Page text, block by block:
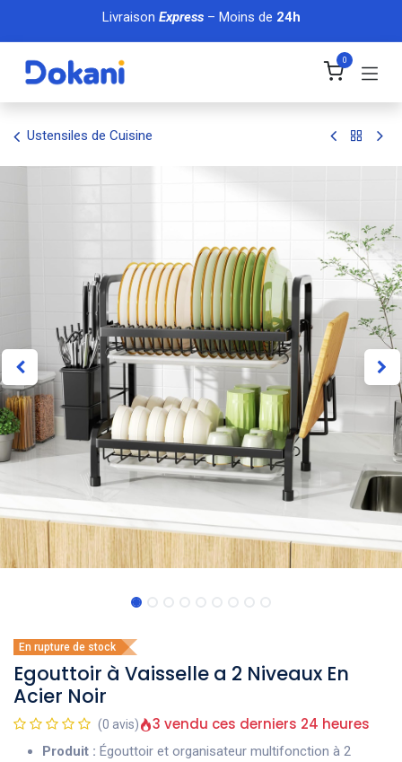
Se rendre au contenu
Livraison Express– Moins de 24h
0
Ustensiles de Cuisine
En rupture de stock
Egouttoir à Vaisselle a 2 Niveaux En
Acier Noir
(0 avis) 3 vendu ces derniers 24 heures
Produit : Égouttoir et organisateur multifonction à 2